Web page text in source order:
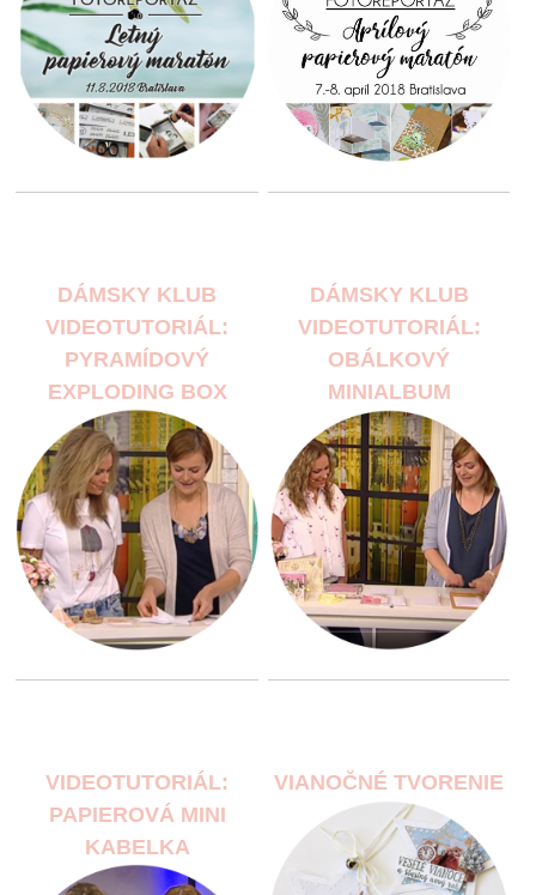
DÁMSKY KLUB
VIDEOTUTORIÁL:
PYRAMÍDOVÝ
EXPLODING BOX
DÁMSKY KLUB
VIDEOTUTORIÁL:
OBÁLKOVÝ
MINIALBUM
VIDEOTUTORIÁL:
PAPIEROVÁ MINI
KABELKA
VIANOČNÉ TVORENIE